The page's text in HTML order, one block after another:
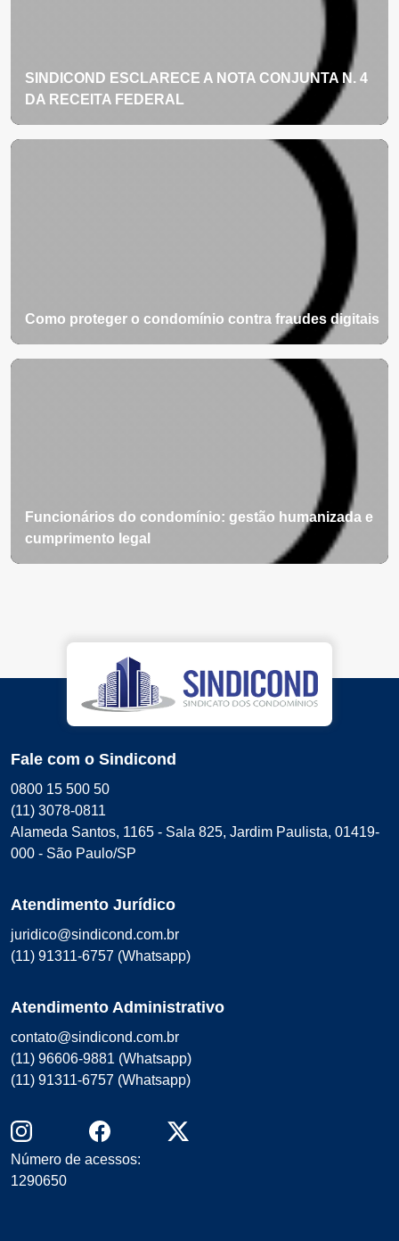
SINDICOND ESCLARECE A NOTA CONJUNTA N. 4
DA RECEITA FEDERAL
Como proteger o condomínio contra fraudes digitais
Funcionários do condomínio: gestão humanizada e
cumprimento legal
Fale com o Sindicond
0800 15 500 50
(11) 3078-0811
Alameda Santos, 1165 - Sala 825, Jardim Paulista, 01419-
000 - São Paulo/SP
Atendimento Jurídico
juridico@sindicond.com.br
(11) 91311-6757 (Whatsapp)
Atendimento Administrativo
contato@sindicond.com.br
(11) 96606-9881 (Whatsapp)
(11) 91311-6757 (Whatsapp)
Número de acessos:
1290650